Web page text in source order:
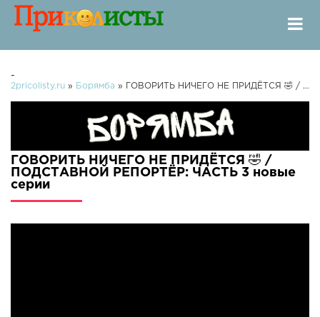
-
2pricolisty.ru » Борямба » ГОВОРИТЬ НИЧЕГО НЕ ПРИДЁТСЯ 🤣 / ПОДСТАВНОЙ РЕПОРТЁР: ЧАСТЬ 3
ГОВОРИТЬ НИЧЕГО НЕ ПРИДЁТСЯ 🤣 /
ПОДСТАВНОЙ РЕПОРТЁР: ЧАСТЬ 3 новые
серии